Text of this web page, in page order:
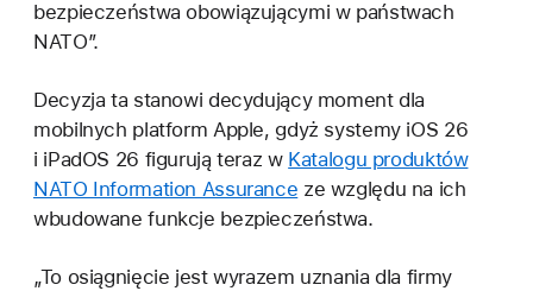
bezpieczeństwa obowiązującymi w państwach
NATO”.
Decyzja ta stanowi decydujący moment dla
mobilnych platform Apple, gdyż systemy iOS 26
i iPadOS 26 figurują teraz w Katalogu produktów
NATO Information Assurance ze względu na ich
wbudowane funkcje bezpieczeństwa.
„To osiągnięcie jest wyrazem uznania dla firmy